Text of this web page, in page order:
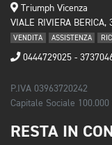
Triumph Vicenza
VIALE RIVIERA BERICA,
VENDITA ASSISTENZA
0444729025 -
P.IVA 03963720242
Capitale Sociale
RESTA IN